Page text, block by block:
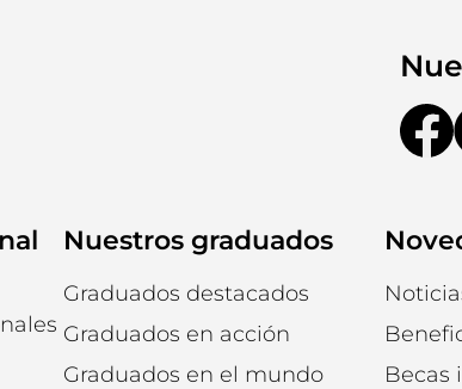
Nuestros graduados
Graduados destacados
Graduados en acción
Graduados en el mundo
Becas